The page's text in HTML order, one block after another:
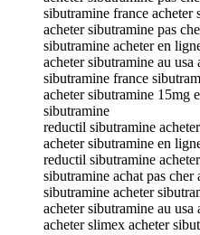
sibutramine france acheter
acheter sibutramine pas
sibutramine acheter en
acheter sibutramine au
sibutramine france
acheter sibutramine 15mg
sibutramine
reductil sibutramine
acheter sibutramine en
reductil sibutramine
sibutramine achat pas cher
sibutramine acheter
acheter sibutramine au
acheter slimex acheter